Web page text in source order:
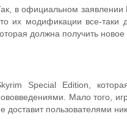
в официальном заявлении
их модификации все-таки
должна получить новое
Special Edition,
Мало того,
доставит пользователями